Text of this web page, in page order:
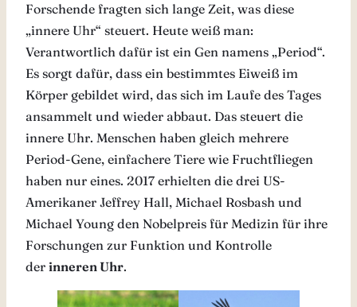
Forschende fragten sich lange Zeit, was diese
„innere Uhr“ steuert. Heute weiß man:
Verantwortlich dafür ist ein Gen namens „Period“.
Es sorgt dafür, dass ein bestimmtes Eiweiß im
Körper gebildet wird, das sich im Laufe des Tages
ansammelt und wieder abbaut. Das steuert die
innere Uhr. Menschen haben gleich mehrere
Period-Gene, einfachere Tiere wie Fruchtfliegen
haben nur eines. 2017 erhielten die drei US-
Amerikaner Jeffrey Hall, Michael Rosbash und
Michael Young den Nobelpreis für Medizin für ihre
Forschungen zur Funktion und Kontrolle
der inneren Uhr.